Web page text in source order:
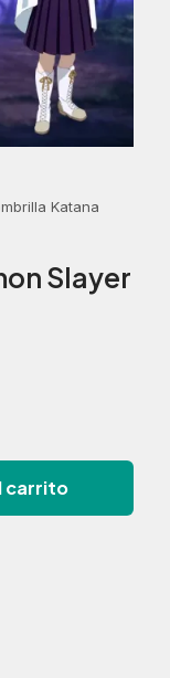
Katana
Slayer
carrito